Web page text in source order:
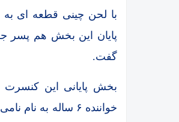
با لحن چینی قطعه ای به
پایان این بخش هم پسر
گفت.
بخش پایانی این کنسرت
خواننده ۶ ساله